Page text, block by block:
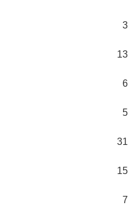
3
13
6
5
31
15
7